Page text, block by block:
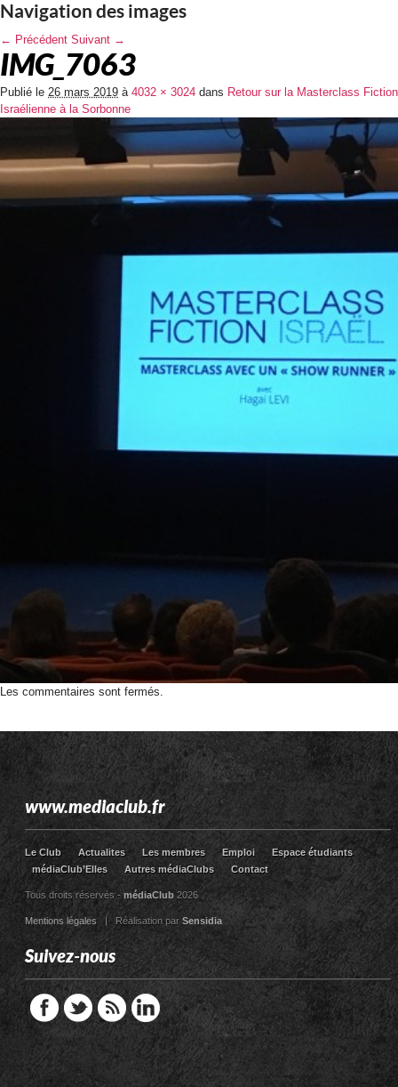
Navigation des images
← Précédent Suivant →
IMG_7063
Publié le 26 mars 2019 à 4032 × 3024 dans Retour sur la Masterclass Fiction
Israélienne à la Sorbonne
Les commentaires sont fermés.
www.mediaclub.fr
Le Club Actualites Les membres Emploi
Espace étudiants
médiaClub’Elles
Autres médiaClubs Contact
Tous droits réservés - médiaClub2026
Mentions légales| Réalisation par Sensidia
Suivez-nous